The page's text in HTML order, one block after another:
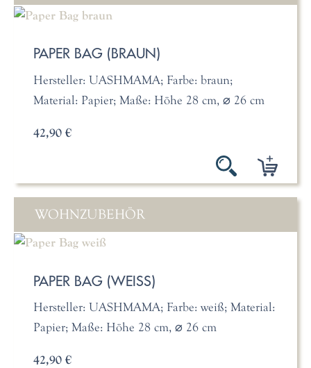
PAPER BAG (BRAUN)
Hersteller: UASHMAMA; Farbe: braun;
Material: Papier; Maße: Höhe 28 cm, ⌀ 26 cm
42,90 €
WOHNZUBEHÖR
PAPER BAG (WEISS)
Hersteller: UASHMAMA; Farbe: weiß; Material:
Papier; Maße: Höhe 28 cm, ⌀ 26 cm
42,90 €